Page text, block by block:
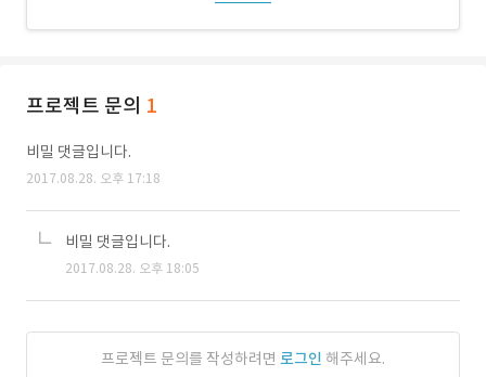
프로젝트 문의 1
비밀 댓글입니다.
2017.08.28. 오후 17:18
비밀 댓글입니다.
2017.08.28. 오후 18:05
프로젝트 문의를 작성하려면 로그인 해주세요.